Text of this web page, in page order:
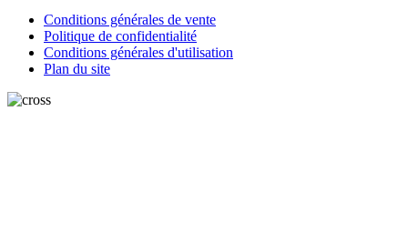
Conditions générales de vente
Politique de confidentialité
Conditions générales d'utilisation
Plan du site